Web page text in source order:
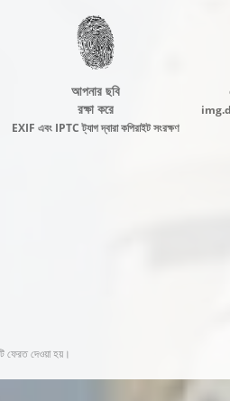
আপনার ছবি
রক্ষা করে
EXIF এবং IPTC ট্যাগ দ্বারা কপিরাইট সংরক্ষণ
ফেরত দেওয়া হয়।